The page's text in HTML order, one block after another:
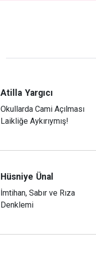
Atilla Yargıcı
Okullarda Cami Açılması
Laikliğe Aykırıymış!
Hüsniye Ünal
İmtihan, Sabır ve Rıza
Denklemi